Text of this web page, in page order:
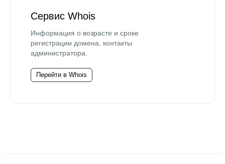
Сервис Whois
Информация о возрасте и сроке
регистрации домена, контакты
администратора.
Перейти в Whois